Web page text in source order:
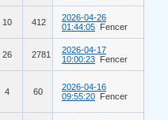
10 412
2026-04-26
01:44:05 Fencer
26 2781
2026-04-17
10:00:23 Fencer
4 60
2026-04-16
09:55:20 Fencer